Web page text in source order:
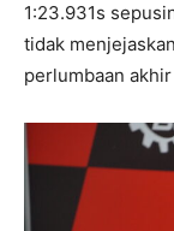
1:23.931s
tidak
perlumbaan